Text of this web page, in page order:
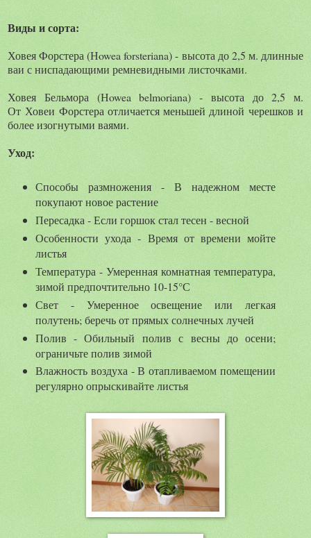
Виды и сорта:
Ховея Форстера (Нowea forsteriana) - высота до 2,5 м. длинные
ваи с ниспадающими ремневидными листочками.
Ховея Бельмора (Нowea belmoriana) - высота до 2,5 м.
От Ховеи Форстера отличается меньшей длиной черешков и
более изогнутыми ваями.
Уход:
Способы размножения - В надежном месте
покупают новое растение
Пересадка - Если горшок стал тесен - весной
Особенности ухода - Время от времени мойте
листья
Температура - Умеренная комнатная температура,
зимой предпочтительно 10-15°С
Свет - Умеренное освещение или легкая
полутень; беречь от прямых солнечных лучей
Полив - Обильный полив с весны до осени;
ограничьте полив зимой
Влажность воздуха - В отапливаемом помещении
регулярно опрыскивайте листья